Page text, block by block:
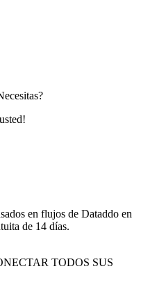
en flujos de Dataddo en
de 14 días.
TODOS SUS